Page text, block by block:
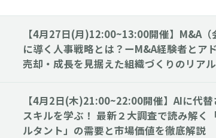
【4月27日(月)12:00~13:00開催】M&A
に導く人事戦略とは？ーM&A経験者とア
売却・成長を見据えた組織づくりのリア
【4月2日(木)21:00~22:00開催】AIに代
スキルを学ぶ！ 最新２大調査で読み解く
ルタント」の需要と市場価値を徹底解説